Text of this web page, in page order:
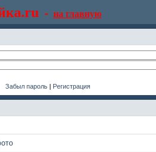
- на главную
Забыл пароль | Регистрация